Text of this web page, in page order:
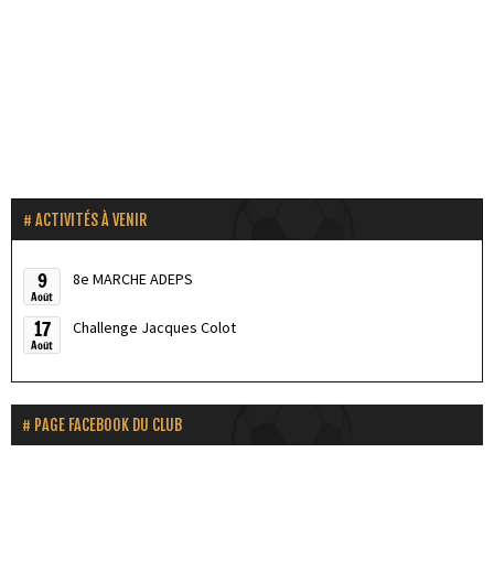
ACTIVITÉS À VENIR
9
Août
8e MARCHE ADEPS
17
Août
Challenge Jacques Colot
PAGE FACEBOOK DU CLUB